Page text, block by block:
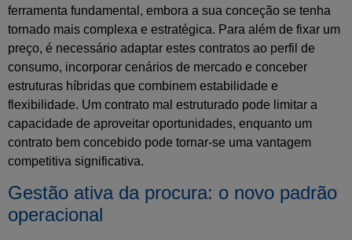
ferramenta fundamental, embora a sua conceção se tenha
tornado mais complexa e estratégica. Para além de fixar um
preço, é necessário adaptar estes contratos ao perfil de
consumo, incorporar cenários de mercado e conceber
estruturas híbridas que combinem estabilidade e
flexibilidade. Um contrato mal estruturado pode limitar a
capacidade de aproveitar oportunidades, enquanto um
contrato bem concebido pode tornar-se uma vantagem
competitiva significativa.
Gestão ativa da procura: o novo padrão
operacional